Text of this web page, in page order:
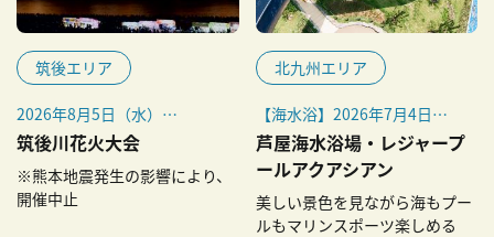
筑後エリア
2026年8月5日（水）
※小雨決行。荒天時の予備日
筑後川花火大会
※熊本地震発生の影響により、
開催中止
北九州エリア
【海水浴】2026年7月4日
（土）～8月16日（日）
【プール営業日】2026年7月
9日（木）～8月30日（日）
芦屋海水浴場・レジャープ
ールアクアシアン
美しい景色を見ながら海もプー
ルもマリンスポーツ楽しめる